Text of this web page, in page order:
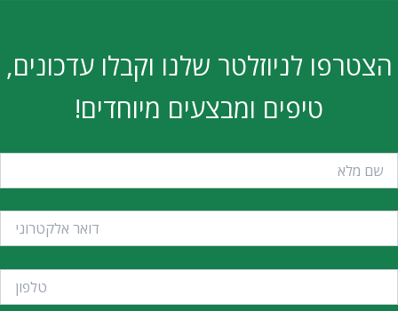
הצטרפו לניוזלטר שלנו וקבלו עדכונים,
טיפים ומבצעים מיוחדים!